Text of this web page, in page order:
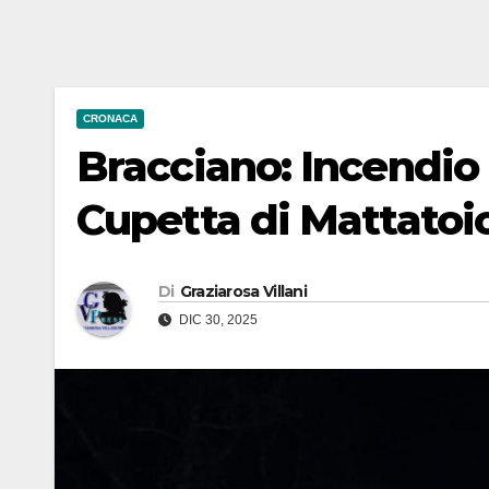
CRONACA
Bracciano:
Cupetta di
Di Graziarosa Villani
DIC 30, 2025